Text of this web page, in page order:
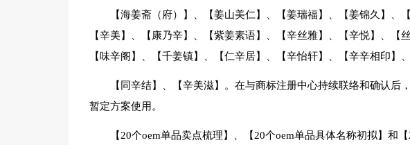
【海姜斋（府）】、【姜山美仁】、【姜瑞福】、【姜锦久】、
【辛美】、【康乃辛】、【紫姜素语】、【辛丝雅】、【辛悦】、【
【味辛阁】、【千姜镇】、【仁辛居】、【辛怡轩】、【辛辛相印】、
【同辛结】、【辛美滋】。在与商标注册中心持续联络和确认后
暂定方案使用。
【20个oem单品卖点梳理】、【20个oem单品具体名称初拟】和